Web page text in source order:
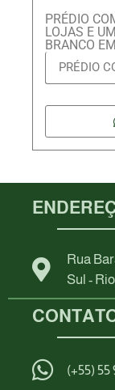
PRÉDIO
LOJAS E
BRANCO
Rua
Sul -
(+55) 55